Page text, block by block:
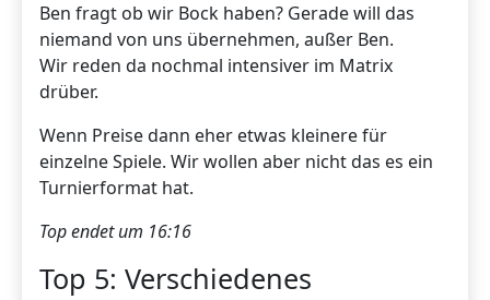
Ben fragt ob wir Bock haben? Gerade will das
niemand von uns übernehmen, außer Ben.
Wir reden da nochmal intensiver im Matrix
drüber.
Wenn Preise dann eher etwas kleinere für
einzelne Spiele. Wir wollen aber nicht das es ein
Turnierformat hat.
Top endet um 16:16
Top 5: Verschiedenes